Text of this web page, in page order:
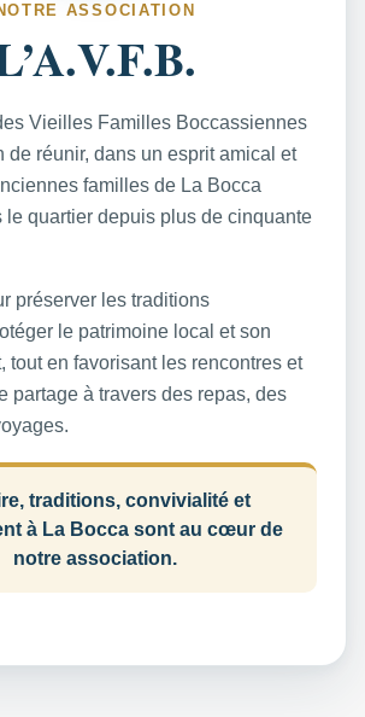
ASSOCIATION
Vieilles Familles Boccassiennes
de réunir, dans un esprit amical et
familles de La Bocca
le quartier depuis plus de cinquante
préserver les traditions
le patrimoine local et son
tout en favorisant les rencontres et
partage à travers des repas, des
traditions, convivialité et
à La Bocca sont au cœur de
notre association.